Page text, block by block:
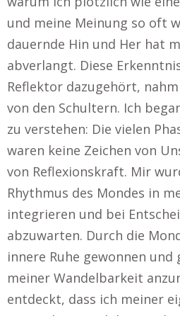
und meine Meinung so oft
dauernde Hin und Her hat
abverlangt. Diese
Reflektor dazugehört,
von den Schultern. Ich
zu verstehen: Die vielen
waren keine Zeichen von
von Reflexionskraft. Mir
Rhythmus des Mondes in
integrieren und bei
abzuwarten. Durch die
innere Ruhe gewonnen
meiner Wandelbarkeit
entdeckt, dass ich meiner